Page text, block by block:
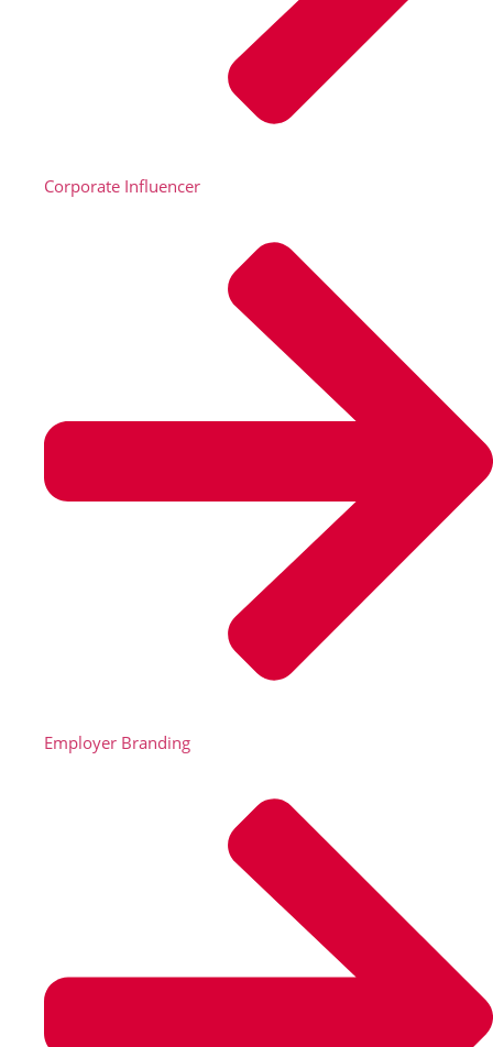
Corporate Influencer
Employer Branding